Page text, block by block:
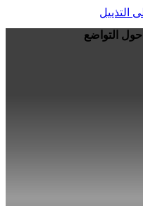
التذييل
حول التواضع